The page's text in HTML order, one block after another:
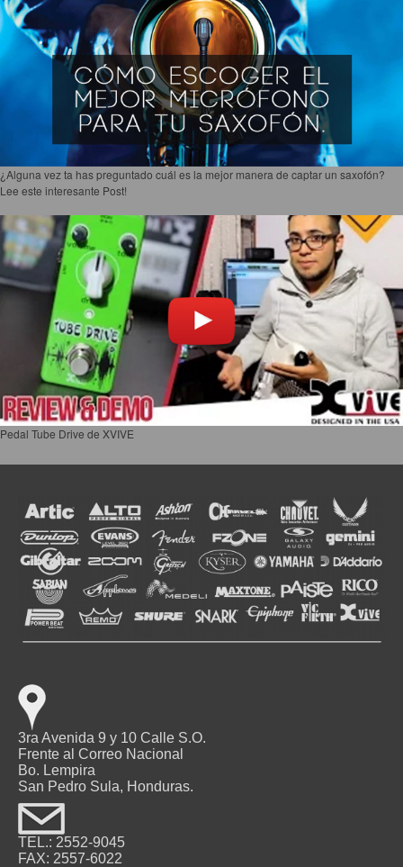
¿Alguna vez ta has preguntado cuál es la mejor manera de captar un saxofón?
Lee este interesante Post!
Pedal Tube Drive de XVIVE
3ra Avenida 9 y 10 Calle S.O.
Frente al Correo Nacional
Bo. Lempira
San Pedro Sula, Honduras.
TEL.: 2552-9045
FAX: 2557-6022